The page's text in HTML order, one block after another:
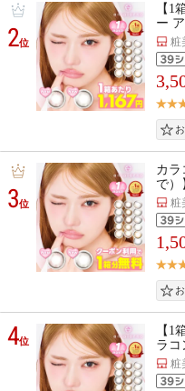
2位
【1
ー
粧
3位
カラ
で）
粧
4位
【1
ラコ
粧